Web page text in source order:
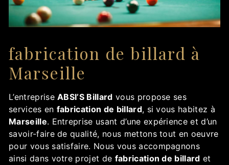
fabrication de billard à
Marseille
L’entrepriseABSI’S Billard vous propose ses
services en fabrication de billard, si vous habitez à
Marseille. Entreprise usant d’une expérience et d’un
savoir-faire de qualité, nous mettons tout en oeuvre
pour vous satisfaire. Nous vous accompagnons
ainsi dans votre projet de fabrication de billard et